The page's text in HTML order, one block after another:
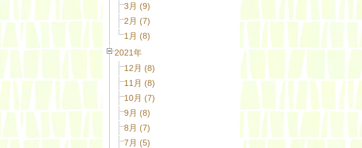
3月 (9)
2月 (7)
1月 (8)
2021年
12月 (8)
11月 (8)
10月 (7)
9月 (8)
8月 (7)
7月 (5)